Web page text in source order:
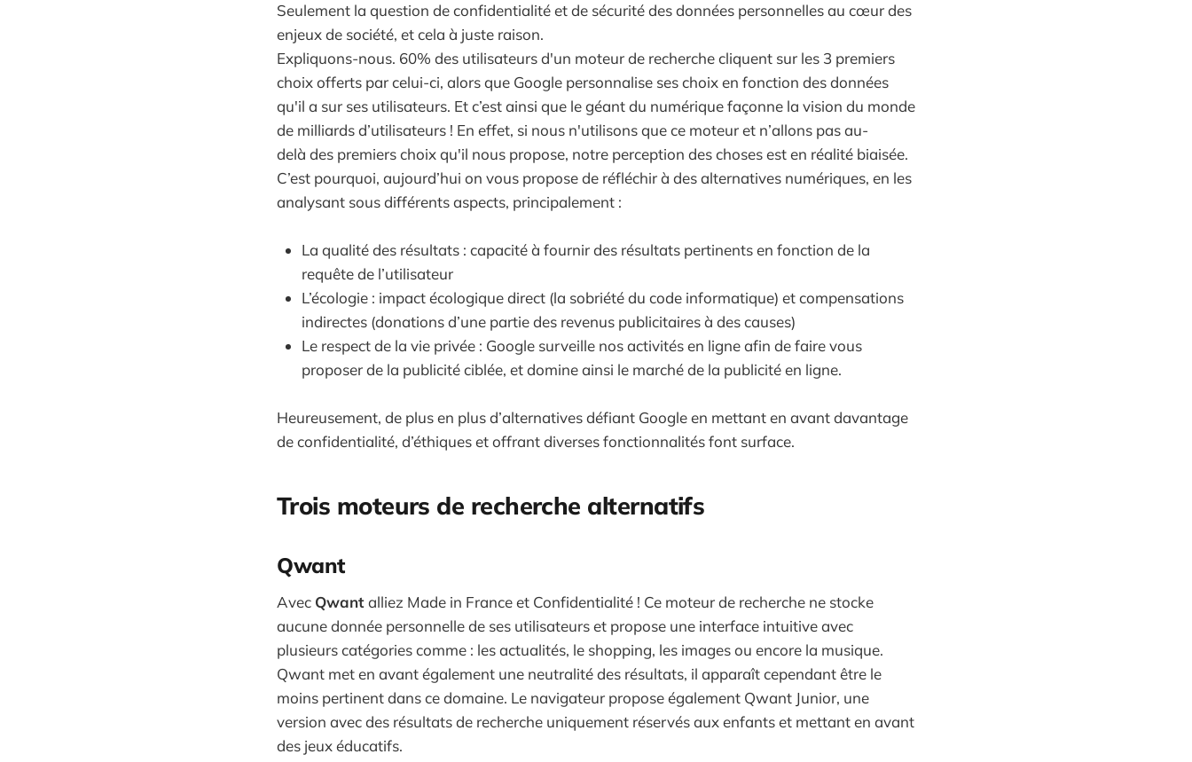
Seulement la question de confidentialité et de sécurité des données personnelles au cœur des
enjeux de société, et cela à juste raison.
Expliquons-nous. 60% des utilisateurs d'un moteur de recherche cliquent sur les 3 premiers
choix offerts par celui-ci, alors que Google personnalise ses choix en fonction des données
qu'il a sur ses utilisateurs. Et c’est ainsi que le géant du numérique façonne la vision du monde
de milliards d’utilisateurs ! En effet, si nous n'utilisons que ce moteur et n’allons pas au-
delà des premiers choix qu'il nous propose, notre perception des choses est en réalité biaisée.
C’est pourquoi, aujourd’hui on vous propose de réfléchir à des alternatives numériques, en les
analysant sous différents aspects, principalement :
La qualité des résultats : capacité à fournir des résultats pertinents en fonction de la
requête de l’utilisateur
L’écologie : impact écologique direct (la sobriété du code informatique) et compensations
indirectes (donations d’une partie des revenus publicitaires à des causes)
Le respect de la vie privée : Google surveille nos activités en ligne afin de faire vous
proposer de la publicité ciblée, et domine ainsi le marché de la publicité en ligne.
Heureusement, de plus en plus d’alternatives défiant Google en mettant en avant davantage
de confidentialité, d’éthiques et offrant diverses fonctionnalités font surface.
Trois moteurs de recherche alternatifs
Qwant
Avec Qwantalliez Made in France et Confidentialité ! Ce moteur de recherche ne stocke
aucune donnée personnelle de ses utilisateurs et propose une interface intuitive avec
plusieurs catégories comme : les actualités, le shopping, les images ou encore la musique.
Qwant met en avant également une neutralité des résultats, il apparaît cependant être le
moins pertinent dans ce domaine. Le navigateur propose également Qwant Junior, une
version avec des résultats de recherche uniquement réservés aux enfants et mettant en avant
des jeux éducatifs.